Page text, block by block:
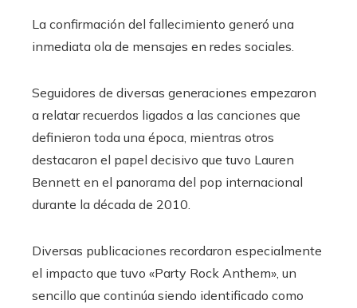
La confirmación del fallecimiento generó una
inmediata ola de mensajes en redes sociales.
Seguidores de diversas generaciones empezaron
a relatar recuerdos ligados a las canciones que
definieron toda una época, mientras otros
destacaron el papel decisivo que tuvo Lauren
Bennett en el panorama del pop internacional
durante la década de 2010.
Diversas publicaciones recordaron especialmente
el impacto que tuvo «Party Rock Anthem», un
sencillo que continúa siendo identificado como